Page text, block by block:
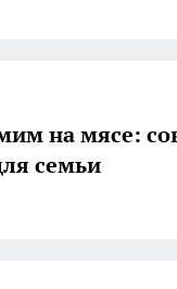
на мясе:
семьи